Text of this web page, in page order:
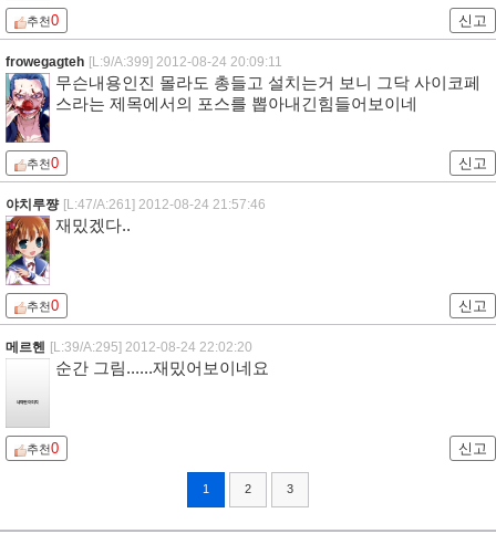
추천0 신고
frowegagteh [L:9/A:399] 2012-08-24 20:09:11
무슨내용인진 몰라도 총들고 설치는거 보니 그닥 사이코페
스라는 제목에서의 포스를 뽑아내긴힘들어보이네
추천0 신고
야치루쨩 [L:47/A:261] 2012-08-24 21:57:46
재밌겠다..
추천0 신고
메르헨 [L:39/A:295] 2012-08-24 22:02:20
순간 그림......재밌어보이네요
추천0 신고
1 2 3